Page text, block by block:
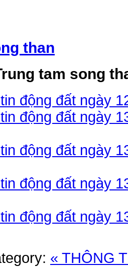
than
tam song
động đất ngày
động đất ngày
động đất ngày
động đất ngày
động đất ngày
« THÔNG